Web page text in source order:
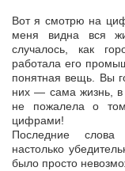
Вот я смотрю на
меня видна вся
случалось, как
работала его
понятная вещь. Вы
них — сама жизнь, в
не пожалела о
цифрами!
Последние слова
настолько
было просто